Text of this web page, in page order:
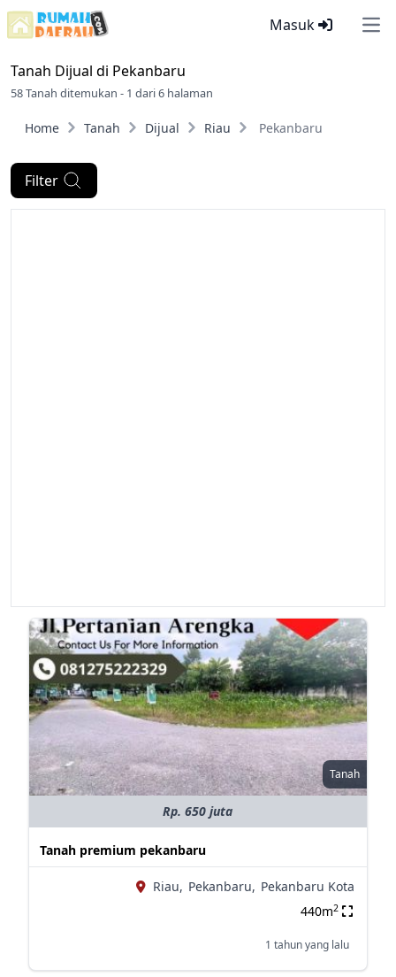
Masuk
Tanah Dijual di Pekanbaru
58 Tanah ditemukan - 1 dari 6 halaman
Home Tanah Dijual Riau Pekanbaru
Filter
Tanah
Rp. 650 juta
Tanah premium pekanbaru
Riau, Pekanbaru, Pekanbaru Kota
440m2
1 tahun yang lalu